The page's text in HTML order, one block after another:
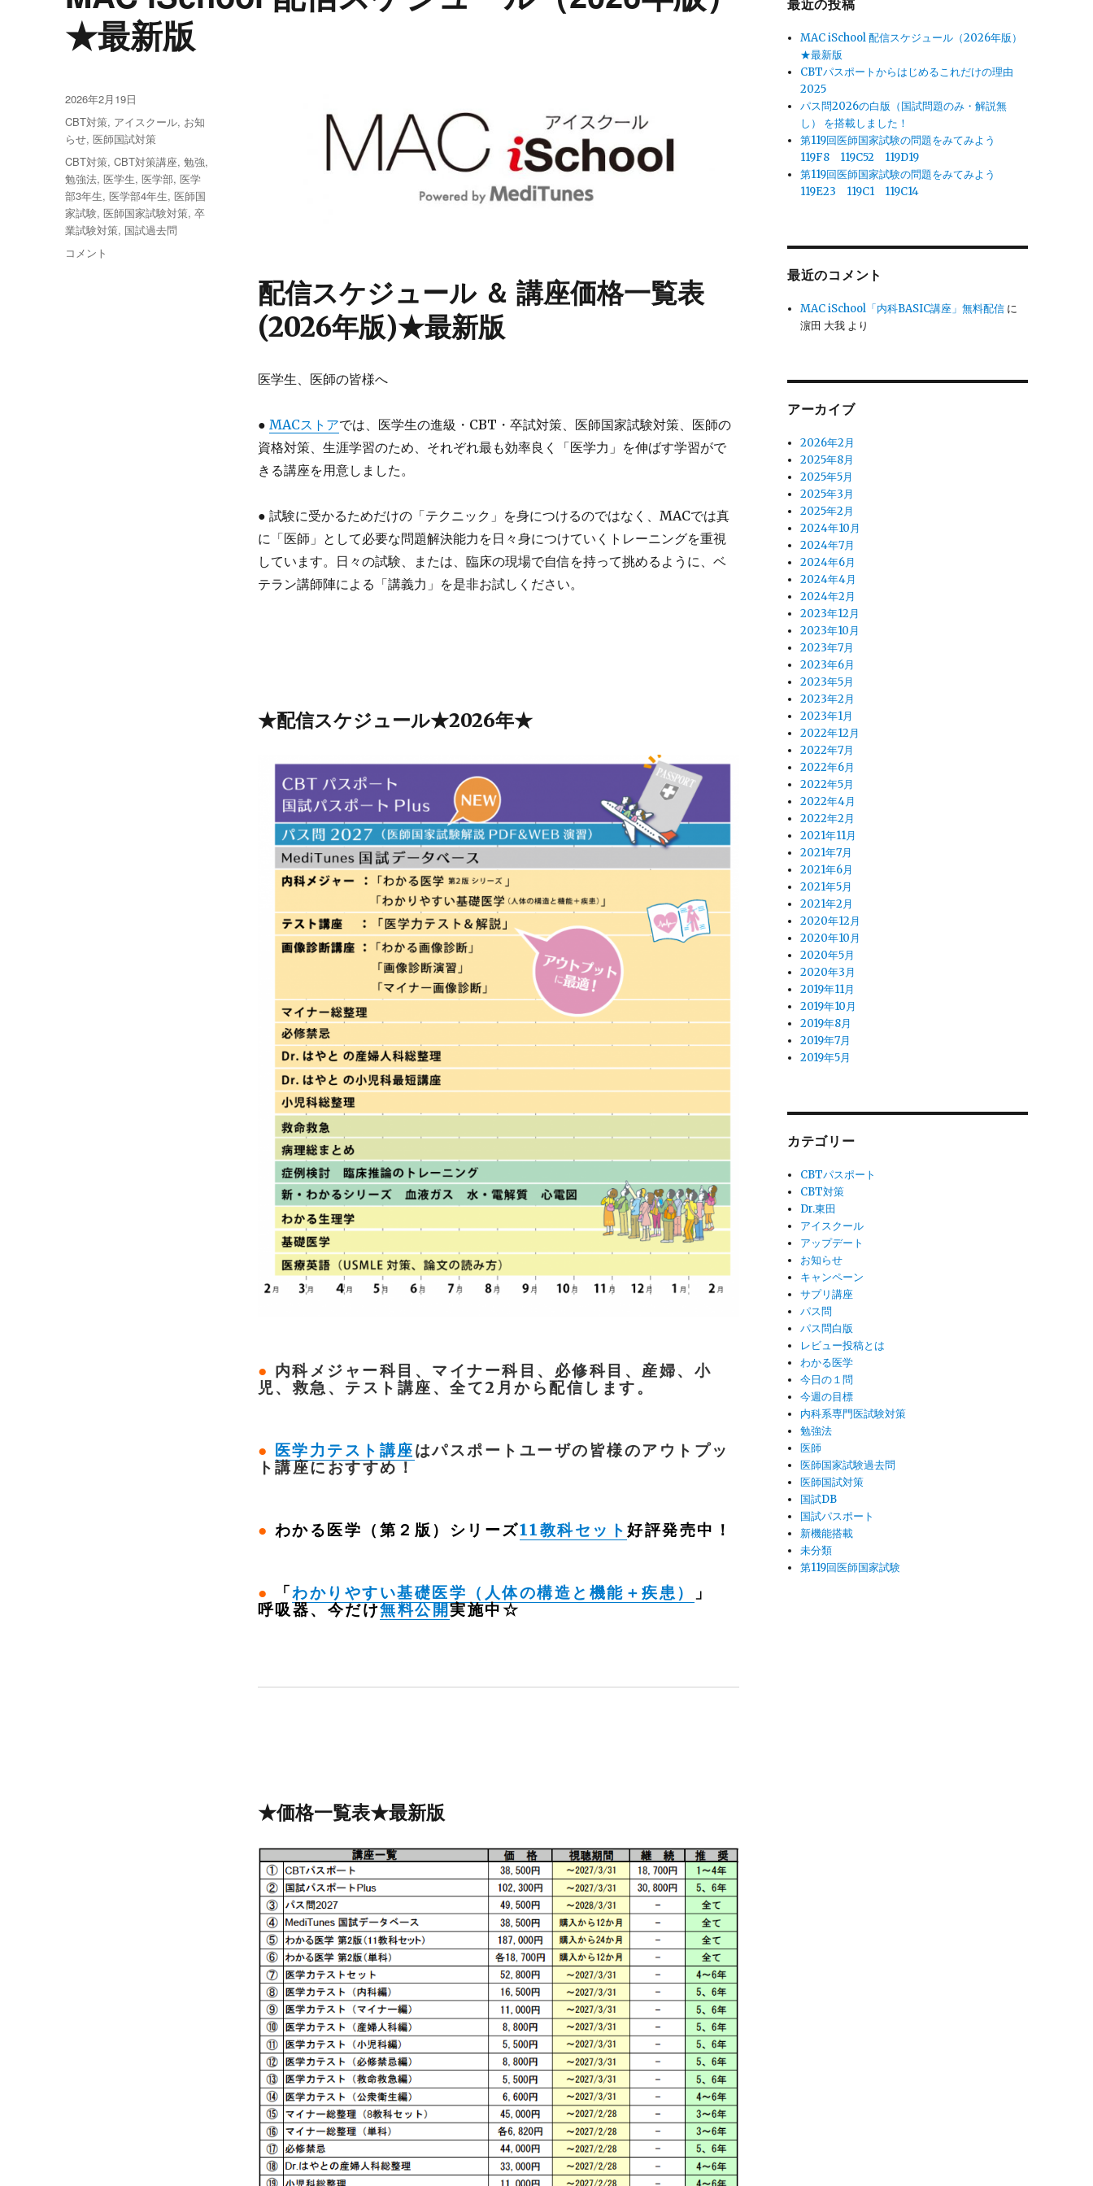
★最新版
配信スケジュール ＆ 講座価格一覧表
(2026年版)★最新版
医学生、医師の皆様へ
● MACストアでは、医学生の進級・CBT・卒試対策、医師国家試験対策、医師の
資格対策、生涯学習のため、それぞれ最も効率良く「医学力」を伸ばす学習がで
きる講座を用意しました。
● 試験に受かるためだけの「テクニック」を身につけるのではなく、MACでは真
に「医師」として必要な問題解決能力を日々身につけていくトレーニングを重視
しています。日々の試験、または、臨床の現場で自信を持って挑めるように、ベ
テラン講師陣による「講義力」を是非お試しください。
★配信スケジュール★2026年★
● 内科メジャー科目、マイナー科目、必修科目、産婦、小
児、救急、テスト講座、全て2月から配信します。
● 医学力テスト講座はパスポートユーザの皆様のアウトプッ
ト講座におすすめ！
● わかる医学（第２版）シリーズ11教科セット好評発売中！
● 「わかりやすい基礎医学（人体の構造と機能＋疾患）
」
呼吸器、今だけ無料公開実施中☆
★価格一覧表★最新版
投
稿
日:
2026年2月19日
カ
テ
ゴ
リ
ー
CBT対策, アイスクール, お知
らせ,医師国試対策
タ
グ
CBT対策,CBT対策講座,勉強,
勉強法,医学生,医学部,医学
部3年生,医学部4年生,医師国
家試験,医師国家試験対策,卒
業試験対策, 国試過去問
MAC
コメント
MAC iSchool 配信スケジュール（2026年版）
★最新版
CBTパスポートからはじめるこれだけの理由
2025
パス問2026の白版（国試問題のみ・解説無
し） を搭載しました！
第119回医師国家試験の問題をみてみよう
119F8 119C52 119D19
第119回医師国家試験の問題をみてみよう
119E23 119C1 119C14
最近のコメント
MAC iSchool「内科BASIC講座」無料配信 に
濵田 大我 より
アーカイブ
2026年2月
2025年8月
2025年5月
2025年3月
2025年2月
2024年10月
2024年7月
2024年6月
2024年4月
2024年2月
2023年12月
2023年10月
2023年7月
2023年6月
2023年5月
2023年2月
2023年1月
2022年12月
2022年7月
2022年6月
2022年5月
2022年4月
2022年2月
2021年11月
2021年7月
2021年6月
2021年5月
2021年2月
2020年12月
2020年10月
2020年5月
2020年3月
2019年11月
2019年10月
2019年8月
2019年7月
2019年5月
カテゴリー
CBTパスポート
CBT対策
Dr.東田
アイスクール
アップデート
お知らせ
キャンペーン
サプリ講座
パス問
パス問白版
レビュー投稿とは
わかる医学
今日の１問
今週の目標
内科系専門医試験対策
勉強法
医師
医師国家試験過去問
医師国試対策
国試DB
国試パスポート
新機能搭載
未分類
第119回医師国家試験